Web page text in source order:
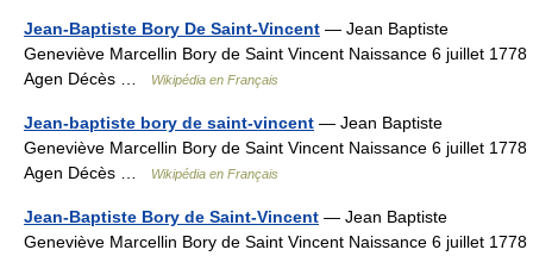
Jean-Baptiste Bory De Saint-Vincent — Jean Baptiste
Geneviève Marcellin Bory de Saint Vincent Naissance 6 juillet 1778
Agen Décès …
Wikipédia en Français
Jean-baptiste bory de saint-vincent — Jean Baptiste
Geneviève Marcellin Bory de Saint Vincent Naissance 6 juillet 1778
Agen Décès …
Wikipédia en Français
Jean-Baptiste Bory de Saint-Vincent — Jean Baptiste
Geneviève Marcellin Bory de Saint Vincent Naissance 6 juillet 1778